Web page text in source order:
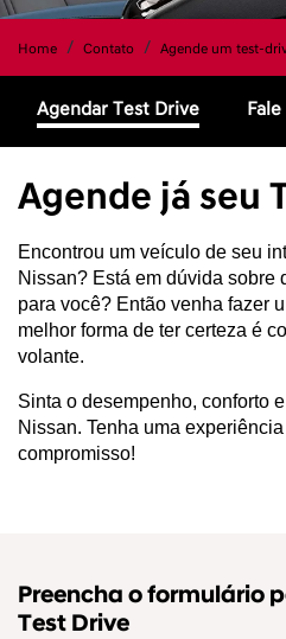
Home Contato Agende um test-
Agendar Test Drive
Agende já seu
Encontrou um veículo de seu
Nissan? Está em dúvida sobre
para você? Então venha fazer
melhor forma de ter certeza é
volante.
Sinta o desempenho, conforto
Nissan. Tenha uma
compromisso!
Preencha o formulário
Test Drive